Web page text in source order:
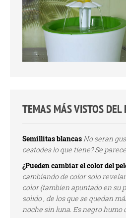
TEMAS MÁS VISTOS DEL
Semillitas blancasNo seran
cestodes lo que tiene? Se
¿Pueden cambiar el color del
cambiando de color solo
color (tambien apuntado en su
solido , de los que se quedan
noche sin luna. Es negro humo